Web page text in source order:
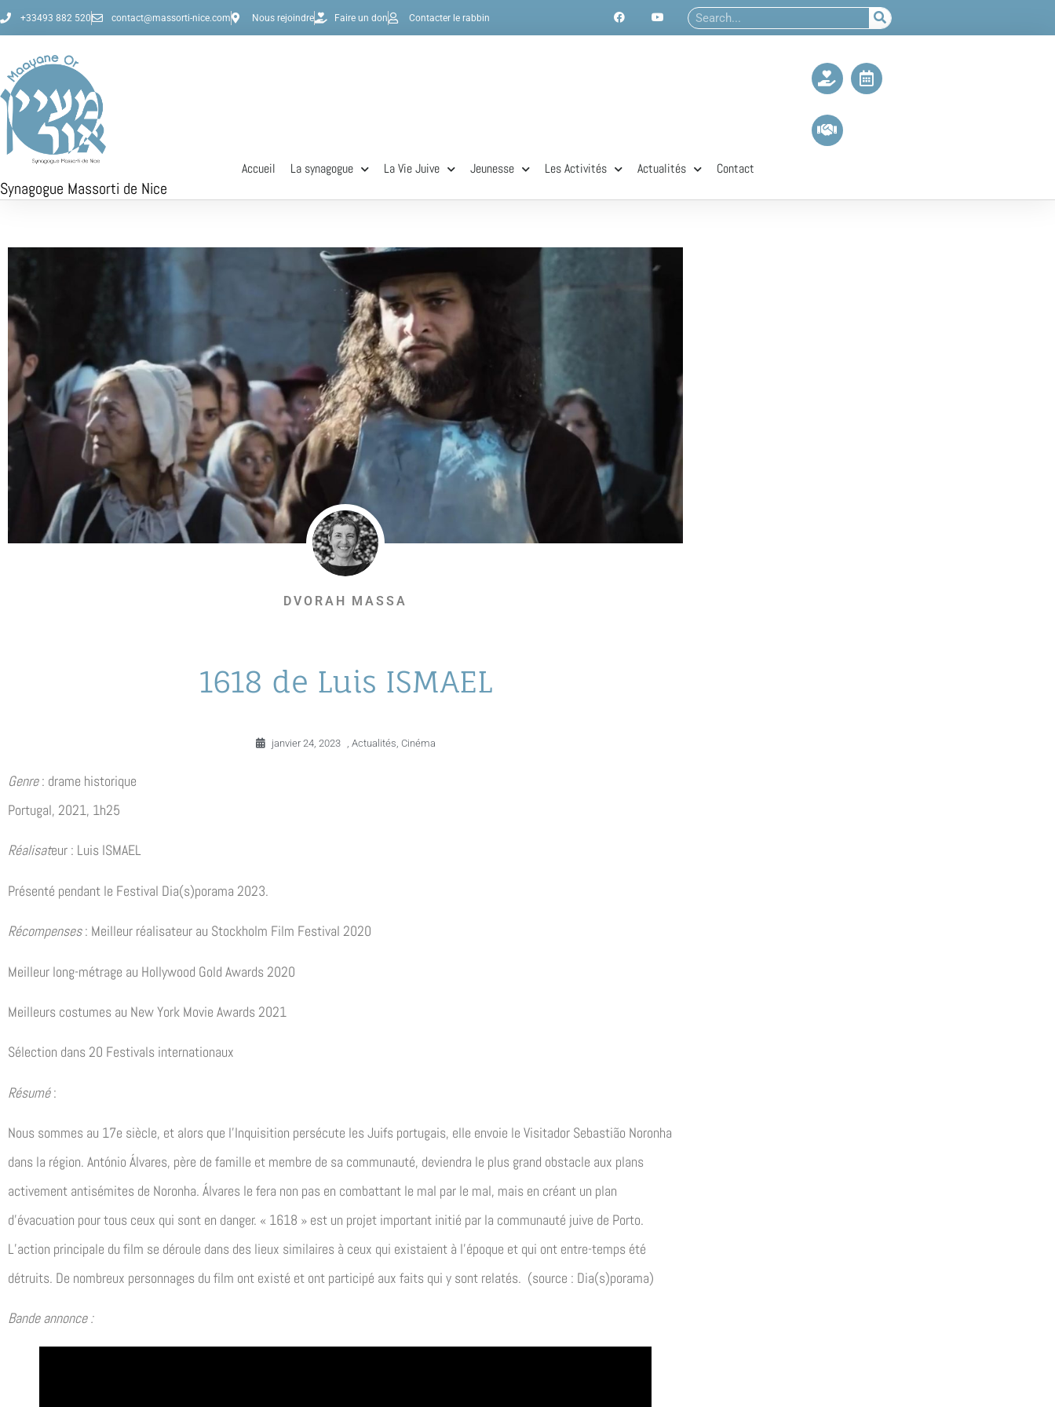
+33493 882 520 contact@massorti-nice.com Nous rejoindre Faire un don Contacter le rabbin
Synagogue Massorti de Nice
Accueil La synagogue La Vie Juive Jeunesse Les Activités Actualités Contact
DVORAH MASSA
1618 de Luis ISMAEL
janvier 24, 2023 Actualités Cinéma
Genre: drame historique
Portugal, 2021, 1h25
Réalisateur : Luis ISMAEL
Présenté pendant le Festival Dia(s)porama 2023.
Récompenses: Meilleur réalisateur au Stockholm Film Festival 2020
Meilleur long-métrage au Hollywood Gold Awards 2020
Meilleurs costumes au New York Movie Awards 2021
Sélection dans 20 Festivals internationaux
Résumé:
Nous sommes au 17e siècle, et alors que l’Inquisition persécute les Juifs portugais, elle envoie le Visitador Sebastião Noronha
dans la région. António Álvares, père de famille et membre de sa communauté, deviendra le plus grand obstacle aux plans
activement antisémites de Noronha. Álvares le fera non pas en combattant le mal par le mal, mais en créant un plan
d’évacuation pour tous ceux qui sont en danger. « 1618 » est un projet important initié par la communauté juive de Porto.
L’action principale du film se déroule dans des lieux similaires à ceux qui existaient à l’époque et qui ont entre-temps été
détruits. De nombreux personnages du film ont existé et ont participé aux faits qui y sont relatés. (source : Dia(s)porama)
Bande annonce :